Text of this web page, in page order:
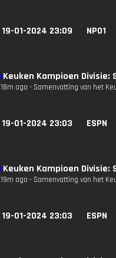
19-01-2024 23:09 NPO1
Keuken Kampioen Divisie:
18m ago - Samenvatting van het
19-01-2024 23:03 ESPN
Keuken Kampioen Divisie:
19m ago - Samenvatting van het
19-01-2024 23:03 ESPN